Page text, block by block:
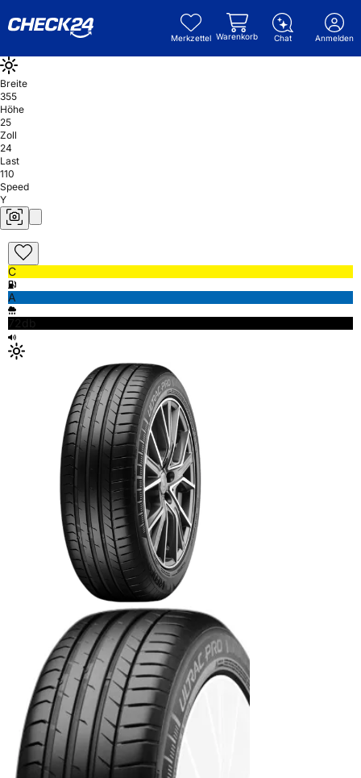
Merkzettel Warenkorb Chat Anmelden
Breite
355
Höhe
25
Zoll
24
Last
110
Speed
Y
C
A
72db